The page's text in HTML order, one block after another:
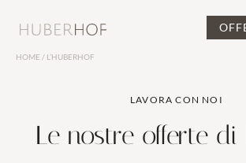
HOME / L’HUBERHOF
LAVORA CON NOI
Le nostre offerte di